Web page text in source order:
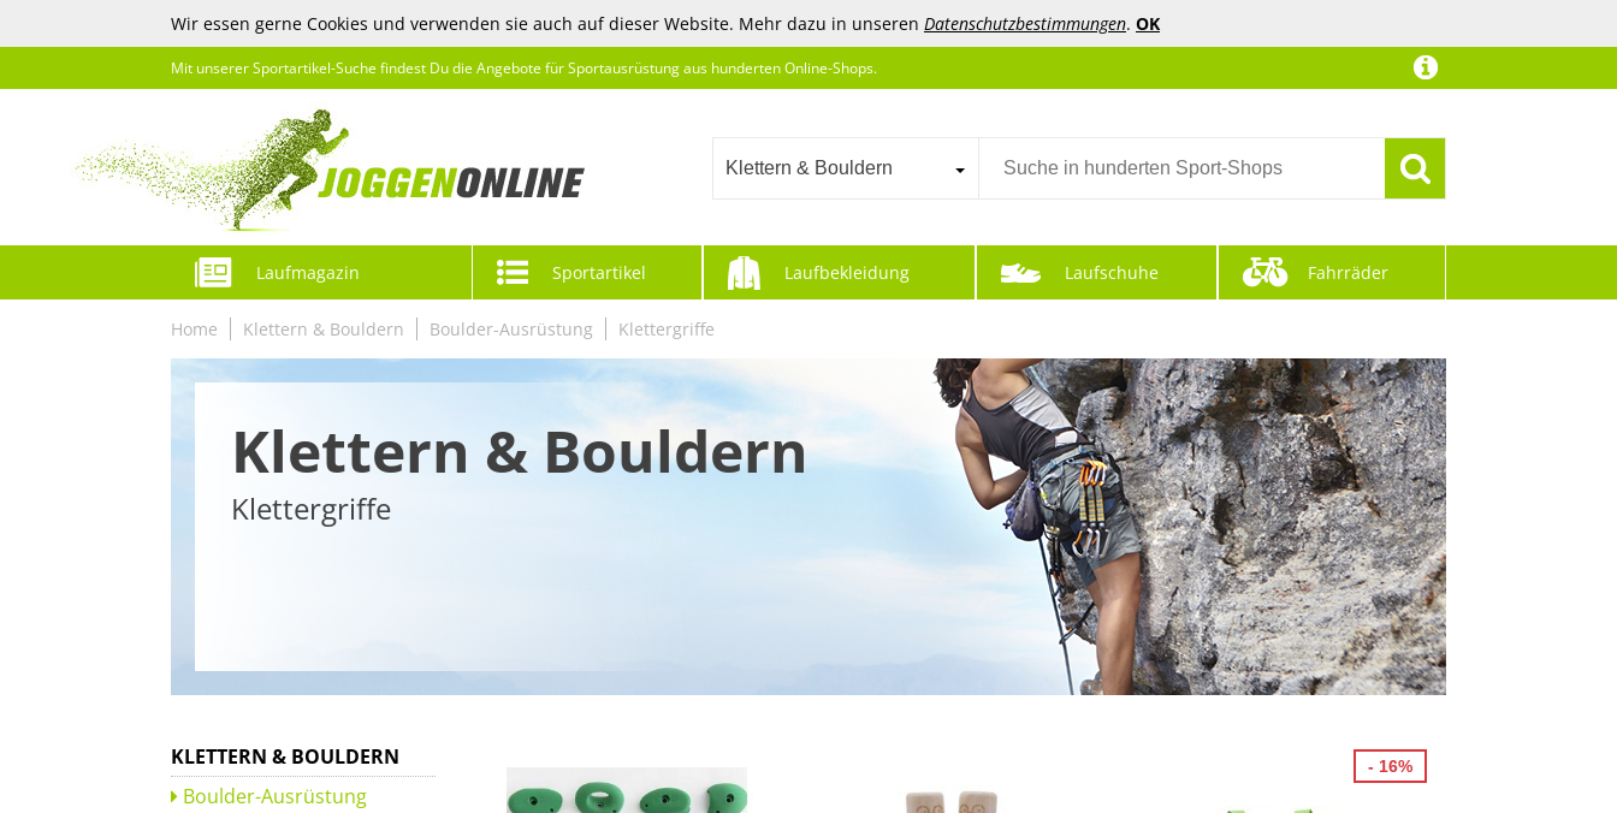
Wir essen gerne Cookies und verwenden sie auch auf dieser Website. Mehr dazu in unseren Datenschutzbestimmungen. OK
Mit unserer Sportartikel-Suche findest Du die Angebote für Sportausrüstung aus hunderten Online-Shops.
Klettern & Bouldern
Laufmagazin Sportartikel Laufbekleidung Laufschuhe Fahrräder
Home Klettern & Bouldern Boulder-Ausrüstung Klettergriffe
Klettern & Bouldern
Klettergriffe
KLETTERN & BOULDERN
Boulder-Ausrüstung
- 16%